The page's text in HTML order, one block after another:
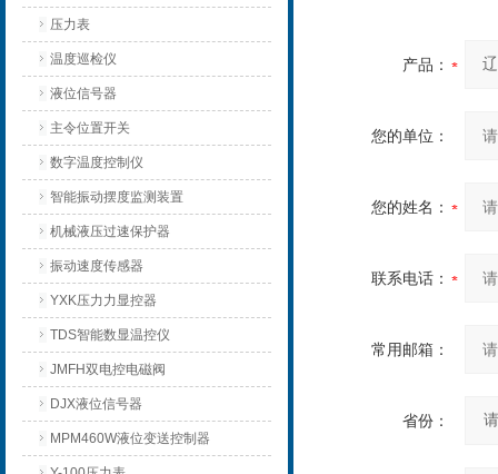
压力表
温度巡检仪
液位信号器
主令位置开关
数字温度控制仪
智能振动摆度监测装置
机械液压过速保护器
振动速度传感器
YXK压力力显控器
TDS智能数显温控仪
JMFH双电控电磁阀
DJX液位信号器
MPM460W液位变送控制器
产品：
您的单位：
您的姓名：
联系电话：
常用邮箱：
省份：